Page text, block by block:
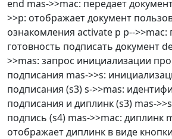
end mas->>mac: передает
>>p: отображает документ
ознакомления activate p p-->>mac:
готовность подписать документ
>>mas: запрос инициализации
подписания mas->>s:
подписания (s3) s->>mas:
подписания и диплинк (s3) mas-
подпись (s4) mas->>mac: диплинк
отображает диплинк в виде